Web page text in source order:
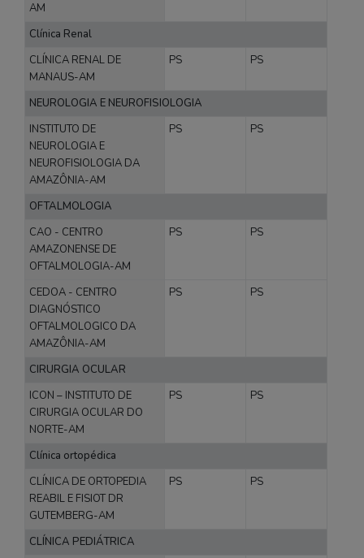
AM
Clínica Renal
CLÍNICA RENAL DE
MANAUS-AM
PS PS
NEUROLOGIA E NEUROFISIOLOGIA
INSTITUTO DE
NEUROLOGIA E
NEUROFISIOLOGIA DA
AMAZÔNIA-AM
PS PS
OFTALMOLOGIA
CAO - CENTRO
AMAZONENSE DE
OFTALMOLOGIA-AM
PS PS
CEDOA - CENTRO
DIAGNÓSTICO
OFTALMOLOGICO DA
AMAZÔNIA-AM
PS PS
CIRURGIA OCULAR
ICON – INSTITUTO DE
CIRURGIA OCULAR DO
NORTE-AM
PS PS
Clínica ortopédica
CLÍNICA DE ORTOPEDIA
REABIL E FISIOT DR
GUTEMBERG-AM
PS PS
CLÍNICA PEDIÁTRICA